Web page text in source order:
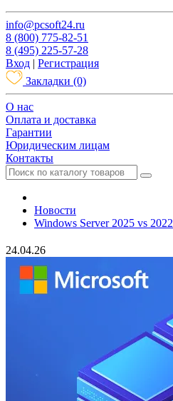
info@pcsoft24.ru
8 (800) 775-82-51
8 (495) 225-57-28
Вход | Регистрация
Закладки (0)
O нас
Оплата и доставка
Гарантии
Юридическим лицам
Контакты
Новости
Windows Server 2025 vs 2022
24.04.26